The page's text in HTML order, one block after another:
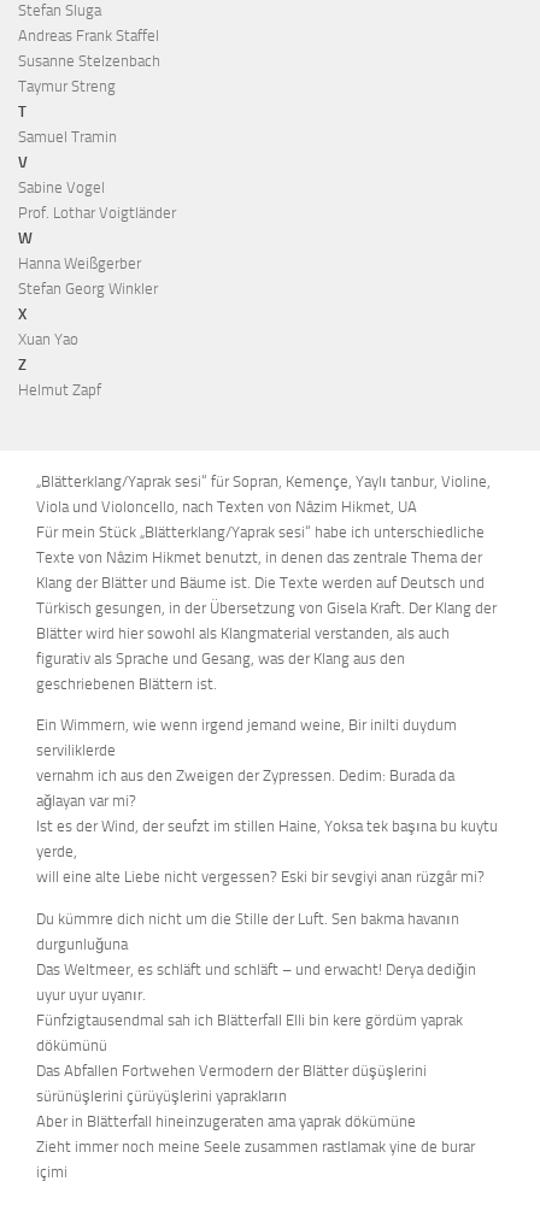
„Blätterklang/Yaprak sesi“ für Sopran, Kemençe, Yaylı tanbur, Violine,
Viola und Violoncello, nach Texten von Nâzim Hikmet, UA
Für mein Stück „Blätterklang/Yaprak sesi“ habe ich unterschiedliche
Texte von Nâzim Hikmet benutzt, in denen das zentrale Thema der
Klang der Blätter und Bäume ist. Die Texte werden auf Deutsch und
Türkisch gesungen, in der Übersetzung von Gisela Kraft. Der Klang der
Blätter wird hier sowohl als Klangmaterial verstanden, als auch
figurativ als Sprache und Gesang, was der Klang aus den
geschriebenen Blättern ist.
Ein Wimmern, wie wenn irgend jemand weine, Bir inilti duydum
serviliklerde
vernahm ich aus den Zweigen der Zypressen. Dedim: Burada da
ağlayan var mi?
Ist es der Wind, der seufzt im stillen Haine, Yoksa tek başına bu kuytu
yerde,
will eine alte Liebe nicht vergessen? Eski bir sevgiyi anan rüzgâr mi?
Du kümmre dich nicht um die Stille der Luft. Sen bakma havanın
durgunluğuna
Das Weltmeer, es schläft und schläft – und erwacht! Derya dediğin
uyur uyur uyanır.
Fünfzigtausendmal sah ich Blätterfall Elli bin kere gördüm yaprak
dökümünü
Das Abfallen Fortwehen Vermodern der Blätter düşüşlerini
sürünüşlerini çürüyüşlerini yaprakların
Aber in Blätterfall hineinzugeraten ama yaprak dökümüne
Zieht immer noch meine Seele zusammen rastlamak yine de burar
içimi
Stefan Sluga
Andreas Frank Staffel
Susanne Stelzenbach
Taymur Streng
T
Samuel Tramin
V
Sabine Vogel
Prof. Lothar Voigtländer
W
Hanna Weißgerber
Stefan Georg Winkler
X
Xuan Yao
Z
Helmut Zapf